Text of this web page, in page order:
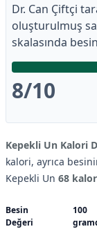
Dr. Can Çiftçi
oluşturulmuş
skalasında
8/10
Kepekli Un Kalori
kalori, ayrıca
Kepekli Un 68
Besin
Değeri
100